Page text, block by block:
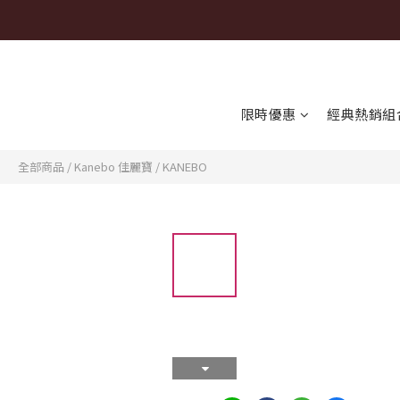
限時優惠 經典熱銷組
全部商品 / Kanebo 佳麗寶 / KANEBO